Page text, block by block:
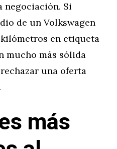
negociación. Si
de un Volkswagen
en etiqueta
mucho más sólida
una oferta
más